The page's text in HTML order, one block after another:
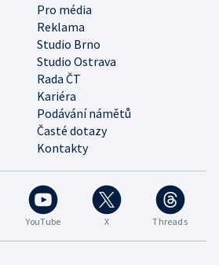
YouTube X Threads
Pro média
Reklama
Studio Brno
Studio Ostrava
Rada ČT
Kariéra
Podávání námětů
Časté dotazy
Kontakty